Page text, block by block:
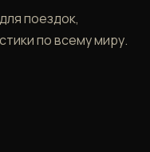
поездок,
по всему миру.